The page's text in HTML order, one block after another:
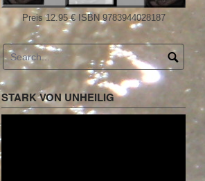
Preis 12.95 € ISBN 9783944028187
STARK VON UNHEILIG
Video-
Player